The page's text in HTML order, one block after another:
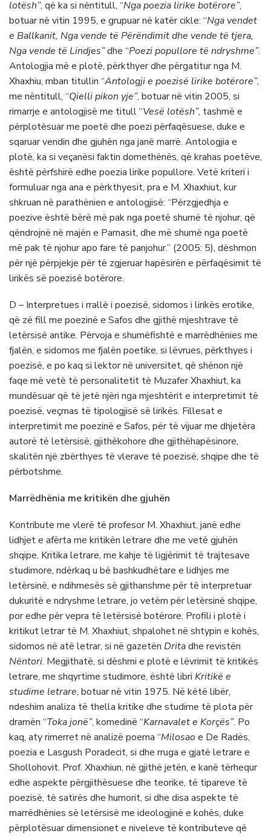
lotësh”, që ka si nëntitull, “Nga poezia lirike botërore”,
botuar në vitin 1995, e grupuar në katër cikle: “Nga vendet
e Ballkanit, Nga vende të Përëndimit dhe vende të tjera,
Nga vende të Lindjes”dhe “Poezi popullore të ndryshme”.
Antologjia më e plotë, përkthyer dhe përgatitur nga M.
Xhaxhiu, mban titullin “Antologji e poezisë lirike botërore”,
me nëntitull, “Qielli pikon yje”, botuar në vitin 2005, si
rimarrje e antologjisë me titull “Vesë lotësh”, tashmë e
përplotësuar me poetë dhe poezi përfaqësuese, duke e
sqaruar vendin dhe gjuhën nga janë marrë. Antologjia e
plotë, ka si veçanësi faktin domethënës, që krahas poetëve,
është përfshirë edhe poezia lirike popullore. Vetë kriteri i
formuluar nga ana e përkthyesit, pra e M. Xhaxhiut, kur
shkruan në parathënien e antologjisë: “Përzgjedhja e
poezive është bërë më pak nga poetë shumë të njohur, që
qëndrojnë në majën e Parnasit, dhe më shumë nga poetë
më pak të njohur apo fare të panjohur.” (2005: 5), dëshmon
për një përpjekje për të zgjeruar hapësirën e përfaqësimit të
lirikës së poezisë botërore.
D – Interpretues i rrallë i poezisë, sidomos i lirikës erotike,
që zë fill me poezinë e Safos dhe gjithë mjeshtrave të
letërsisë antike. Përvoja e shumëfishtë e marrëdhënies me
fjalën, e sidomos me fjalën poetike, si lëvrues, përkthyes i
poezisë, e po kaq si lektor në universitet, që shënon një
faqe më vetë të personalitetit të Muzafer Xhaxhiut, ka
mundësuar që të jetë njëri nga mjeshtërit e interpretimit të
poezisë, veçmas të tipologjisë së lirikës. Fillesat e
interpretimit me poezinë e Safos, për të vijuar me dhjetëra
autorë të letërsisë, gjithëkohore dhe gjithëhapësinore,
skalitën një zbërthyes të vlerave të poezisë, shqipe dhe të
përbotshme.
Marrëdhënia me kritikën dhe gjuhën
Kontribute me vlerë të profesor M. Xhaxhiut, janë edhe
lidhjet e afërta me kritikën letrare dhe me vetë gjuhën
shqipe. Kritika letrare, me kahje të ligjërimit të trajtesave
studimore, ndërkaq u bë bashkudhëtare e lidhjes me
letërsinë, e ndihmesës së gjithanshme për të interpretuar
dukuritë e ndryshme letrare, jo vetëm për letërsinë shqipe,
por edhe për vepra të letërsisë botërore. Profili i plotë i
kritikut letrar të M. Xhaxhiut, shpalohet në shtypin e kohës,
sidomos në atë letrar, si në gazetën Dritadhe revistën
Nëntori. Megjithatë, si dëshmi e plotë e lëvrimit të kritikës
letrare, me shqyrtime studimore, është libri Kritikë e
studime letrare, botuar në vitin 1975. Në këtë libër,
ndeshim analiza të thella kritike dhe studime të plota për
dramën “Toka jonë”, komedinë “Karnavalet e Korçës”. Po
kaq, aty rimerret në analizë poema “Milosaoe De Radës,
poezia e Lasgush Poradecit, si dhe rruga e gjatë letrare e
Shollohovit. Prof. Xhaxhiun, në gjithë jetën, e kanë tërhequr
edhe aspekte përgjithësuese dhe teorike, të tipareve të
poezisë, të satirës dhe humorit, si dhe disa aspekte të
marrëdhënies së letërsisë me ideologjinë e kohës, duke
përplotësuar dimensionet e niveleve të kontributeve që